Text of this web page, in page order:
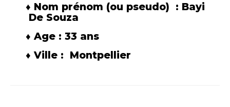
♦ Nom prénom (ou pseudo) : Bayi
De Souza
♦ Age : 33 ans
♦ Ville : Montpellier